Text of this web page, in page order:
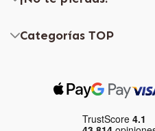
Categorías TOP